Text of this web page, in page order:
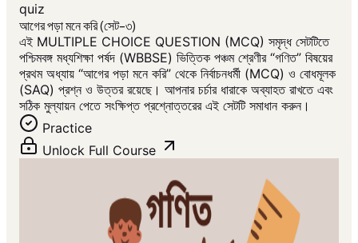
quiz
আগের পড়া মনে করি (সেট-৩)
এই MULTIPLE CHOICE QUESTION (MCQ) সমৃদ্ধ সেটটিতে
পশ্চিমবঙ্গ মধ্যশিক্ষা পর্ষদ (WBBSE) ভিত্তিক পঞ্চম শ্রেণীর “গণিত” বিষয়ের
প্রথম অধ্যায় “আগের পড়া মনে করি” থেকে নির্বাচনধর্মী (MCQ) ও বোধমূলক
(SAQ) প্রশ্ন ও উত্তর রয়েছে। আপনার চর্চার ধারাকে অব্যাহত রাখতে এবং
সঠিক মুল্যায়ন পেতে সংক্ষিপ্ত প্রশ্নোত্তরের এই সেটটি সমাধান করুন।
Practice
Unlock Full Course